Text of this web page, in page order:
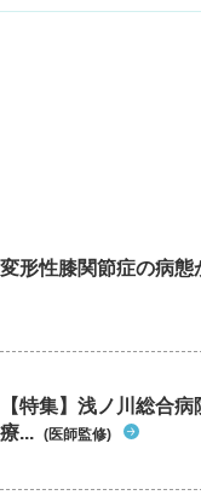
変形性膝関節症の病
【特集】浅ノ川総合
療... (医師監修)